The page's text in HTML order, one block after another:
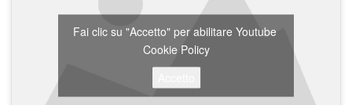
Fai clic su "Accetto" per abilitare Youtube
Cookie Policy